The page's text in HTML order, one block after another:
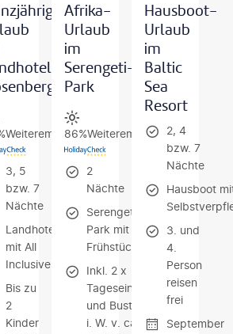
Weiterempfehlung
3, 5
bzw. 7
Nächte
Landhotel
mit All
Inclusive
Bis zu
2
Kinder
Afrika-
Urlaub
im
Serengeti-
Park
Weiterempfehlung
86%
2
Nächte
Serengeti-
Park mit
Frühstück
Inkl. 2 x
Tageseintritt
und Bustour
i. W. v. ca.
Hausboot-
Urlaub
im
Baltic
Sea
Resort
2, 4
bzw. 7
Nächte
Hausboot
3. und
4.
Person
reisen
frei
September